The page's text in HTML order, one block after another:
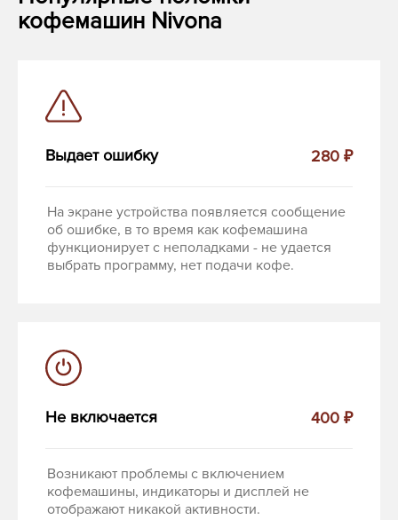
кофемашин Nivona
Выдает ошибку 280 ₽
На экране устройства появляется сообщение
об ошибке, в то время как кофемашина
функционирует с неполадками - не удается
выбрать программу, нет подачи кофе.
Не включается 400 ₽
Возникают проблемы с включением
кофемашины, индикаторы и дисплей не
отображают никакой активности.